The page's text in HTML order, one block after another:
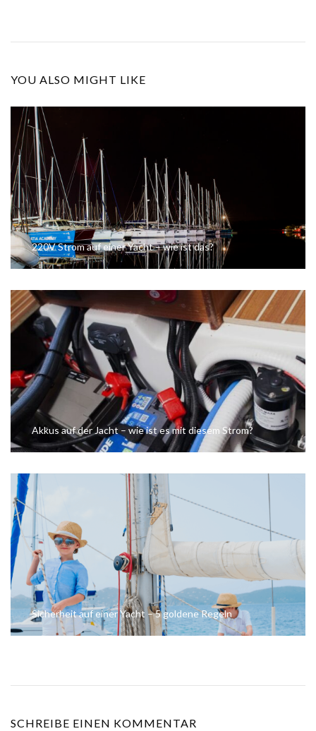
YOU ALSO MIGHT LIKE
220V Strom auf einer Yacht – wie ist das?
Akkus auf der Jacht – wie ist es mit diesem Strom?
Sicherheit auf einer Yacht – 5 goldene Regeln
SCHREIBE EINEN KOMMENTAR